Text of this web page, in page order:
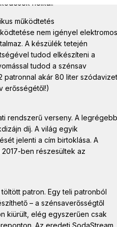
nélkül.
működtetés
nem igényel elektromos
A készülék tetején
tudod elkészíteni a
tudod a szénsav
patronnal akár 80 liter szódavizet
erősségétől!)
rendszerű verseny. A
díj. A világ egyik
jelenti a cím birtoklása. A
ben részesültek az
patron. Egy teli patronból
– a szénsaverősségtől
kiürült, elég egyszerűen csak
Az eredeti SodaStream